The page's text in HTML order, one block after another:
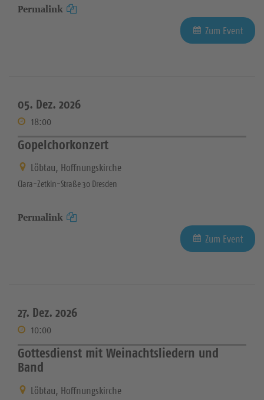
Permalink
Zum Event
05. Dez. 2026
18:00
Gopelchorkonzert
Löbtau, Hoffnungskirche
Clara-Zetkin-Straße 30 Dresden
Permalink
Zum Event
27. Dez. 2026
10:00
Gottesdienst mit Weinachtsliedern und
Band
Löbtau, Hoffnungskirche